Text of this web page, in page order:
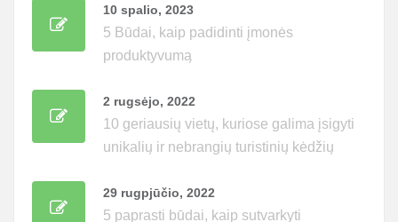
10 spalio, 2023
5 Būdai, kaip padidinti įmonės
produktyvumą
2 rugsėjo, 2022
10 geriausių vietų, kuriose galima įsigyti
unikalių ir nebrangių turistinių kėdžių
29 rugpjūčio, 2022
5 paprasti būdai, kaip sutvarkyti